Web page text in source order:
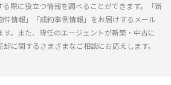
る際に役立つ情報を調べることができます。「新
情報」「成約事例情報」をお届けするメール
。また、専任のエージェントが新築・中古に
に関するさまざまなご相談にお応えします。